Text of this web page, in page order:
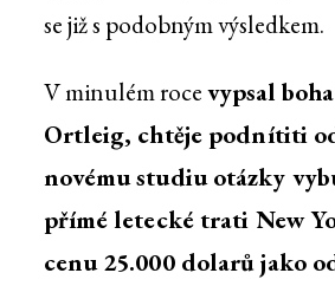
se již s podobným výsledkem.
V minulém rocevypsal
Ortleig, chtěje podnítiti
novému studiu otázky
přímé letecké trati New
cenu 25.000 dolarů jako